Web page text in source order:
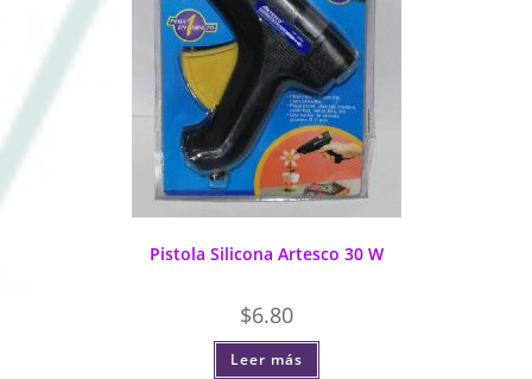
Pistola Silicona Artesco 30 W
$6.80
Leer más